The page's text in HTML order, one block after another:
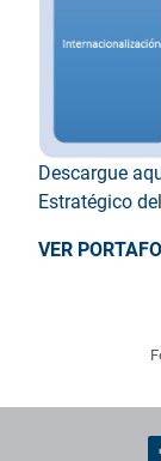
Descargue
Estratégico
VER
Pie de página